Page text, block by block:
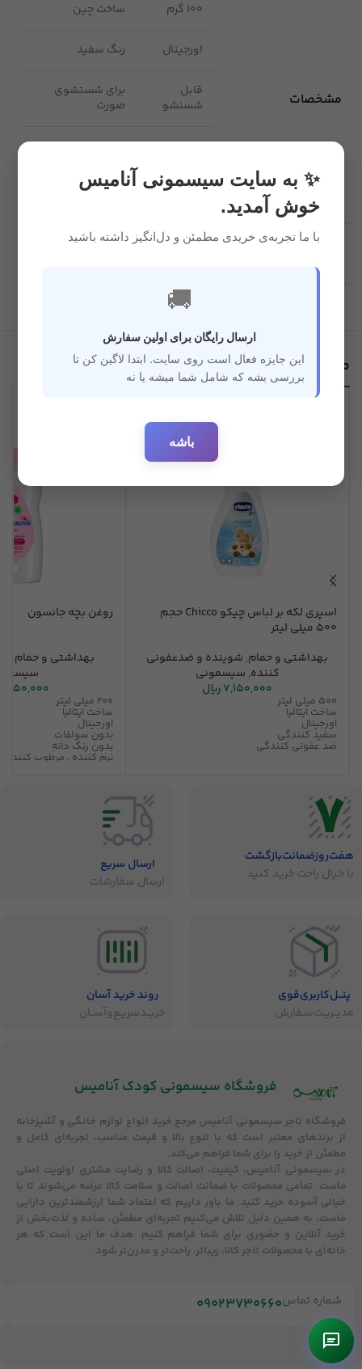
مشخصات
100 گرم ساخت چین
اورجینال رنگ سفید
قابل
شسنشو
برای شستشوی
صورت
ضد
قابل استفاده برای
محصولات مرتبط
اسپری لکه بر لباس چیکو Chicco حجم
500 میلی لیتر
بهداشتی و حمام, شوینده و ضدعفونی
کننده, سیسمونی
7,150,000ریال
500 میلی لیتر
ساخت ایتالیا
اورجینال
سفید کنندگی
ضد عفونی کنندگی
روغن بچه جانسون
بهداشتی و حمام
200 میلی لیتر
ساخت ایتالیا
اورجینال
بدون سولفات
بدون رنگ دانه
نرم کننده ، مرطوب کننده
هفت‌روز‌ضمانت‌بازگشت
با خیال راحت خرید کنید
ارسال سریع
ارسال سفارشات
پنــل‌کاربری‌قوی
مدیــریـت‌سـفارش
روند خرید آسان
خریــد‌سریـع‌و‌آســان
فروشگاه‌ سیسمونی کودک آنامیس
فروشگاه تاجر سیسمونی آنامیس مرجع خرید انواع لوازم خانگی و آشپزخانه
از برندهای معتبر است که با تنوع بالا و قیمت مناسب، تجربه‌ای کامل و
مطمئن از خرید را برای شما فراهم می‌کند.
در سیسمونی آنامیس، کیفیت، اصالت کالا و رضایت مشتری اولویت اصلی
ماست. تمامی محصولات با ضمانت اصالت و سلامت کالا عرضه می‌شوند تا با
خیالی آسوده خرید کنید. ما باور داریم که اعتماد شما ارزشمندترین دارایی
ماست، به همین دلیل تلاش می‌کنیم تجربه‌ای مطمئن، ساده و لذت‌بخش از
خرید آنلاین و حضوری برای شما فراهم کنیم. هدف ما این است که هر
خانه‌ای با محصولات تاجر کالا، زیباتر، راحت‌تر و مدرن‌تر شود.
شماره تماس09023730660
✨ به سایت سیسمونی آنامیس
خوش آمدید.
با ما تجربه‌ی خریدی مطمئن و دل‌انگیز داشته باشید
🚚
ارسال رایگان برای اولین سفارش
این جایزه فعال است روی سایت. ابتدا لاگین کن تا
بررسی بشه که شامل شما میشه یا نه
باشه